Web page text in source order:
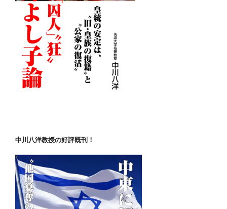
中川八洋教授の好評既刊！